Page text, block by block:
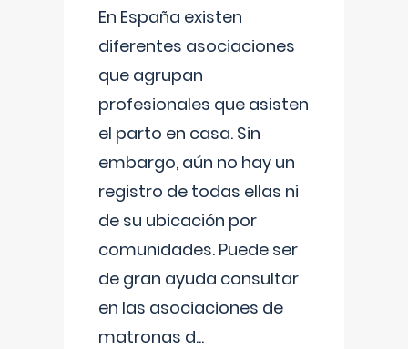
En España existen
diferentes asociaciones
que agrupan
profesionales que asisten
el parto en casa. Sin
embargo, aún no hay un
registro de todas ellas ni
de su ubicación por
comunidades. Puede ser
de gran ayuda consultar
en las asociaciones de
matronas d...